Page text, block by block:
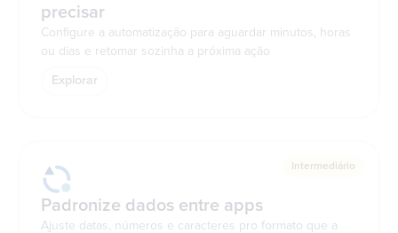
precisar
Configure a automatização para aguardar minutos, horas
ou dias e retomar sozinha a próxima ação
Explorar
Intermediário
Padronize dados entre apps
Ajuste datas, números e caracteres pro formato que a